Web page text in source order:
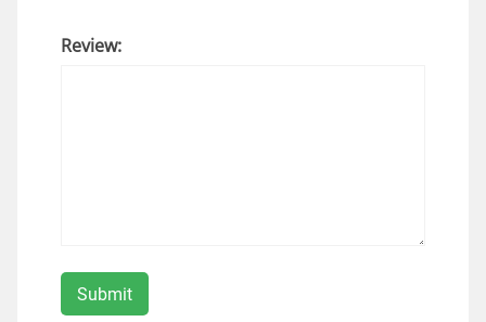
Review: